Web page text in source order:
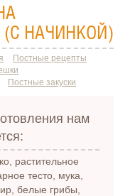
НАЧИНКОЙ)
Постные рецепты
Постные закуски
нам
растительное
тесто, мука,
белые грибы,